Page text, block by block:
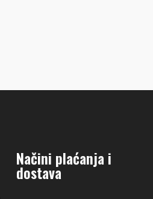
Načini plaćanja i
dostava